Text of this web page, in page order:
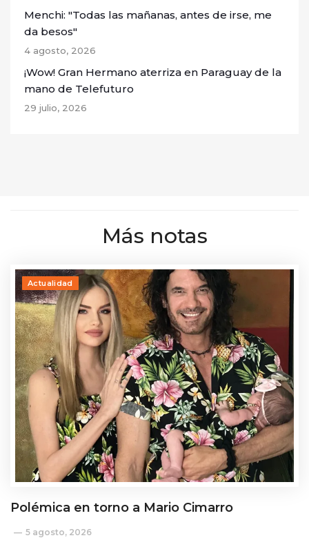
Menchi: "Todas las mañanas, antes de irse, me
da besos"
4 agosto, 2026
¡Wow! Gran Hermano aterriza en Paraguay de la
mano de Telefuturo
29 julio, 2026
Más notas
Actualidad
Polémica en torno a Mario Cimarro
5 agosto, 2026